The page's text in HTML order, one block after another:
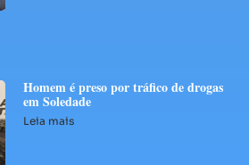
Homem é preso por tráfico de drogas
em Soledade
Leia mais